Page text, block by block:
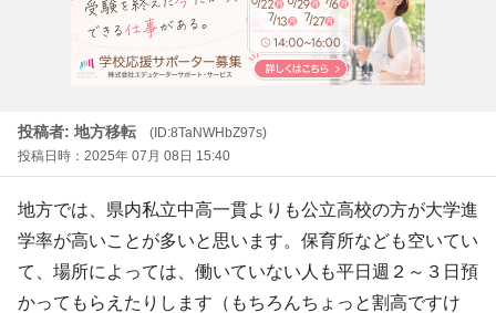
投稿者: 地方移転
(ID:8TaNWHbZ97s)
投稿日時：2025年 07月 08日 15:40
地方では、県内私立中高一貫よりも公立高校の方が大学進
学率が高いことが多いと思います。保育所なども空いてい
て、場所によっては、働いていない人も平日週２～３日預
かってもらえたりします（もちろんちょっと割高ですけ